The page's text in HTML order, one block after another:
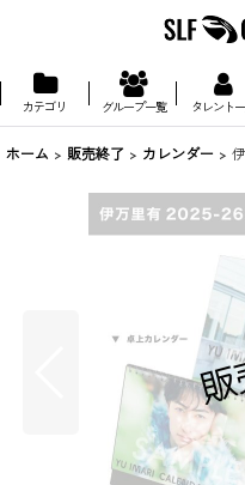
カテゴリ グループ一覧 タレント
ホーム > 販売終了 > カレンダー >